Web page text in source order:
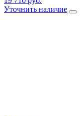
Уточнить наличие